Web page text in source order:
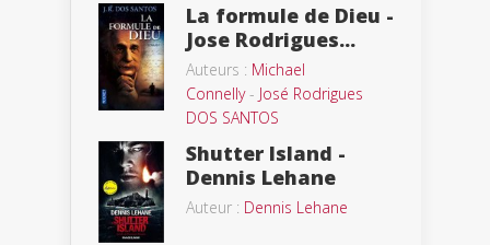
La formule de Dieu -
Jose Rodrigues...
Auteurs : Michael
Connelly- José Rodrigues
DOS SANTOS
Shutter Island -
Dennis Lehane
Auteur : Dennis Lehane